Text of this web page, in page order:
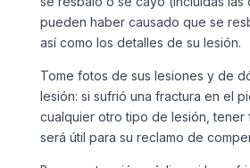
pueden haber causado que se
así como los detalles de su lesión.
Tome fotos de sus lesiones y de
lesión: si sufrió una fractura en el
cualquier otro tipo de lesión, tener
será útil para su reclamo de